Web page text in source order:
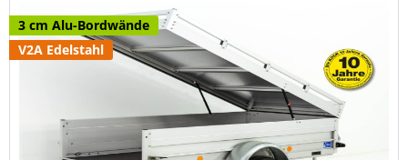
3 cm Alu-Bordwände
V2A Edelstahl